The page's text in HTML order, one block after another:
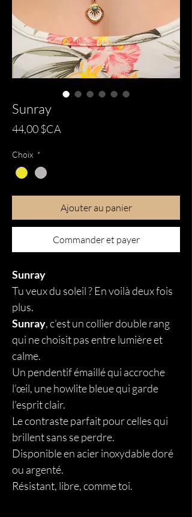
Sunray
44,00 $CA
Choix *
Ajouter au panier
Commander et payer
Sunray
Tu veux du soleil ? En voilà deux fois
plus.
Sunray, c’est un collier double rang
qui ne choisit pas entre lumière et
calme.
Un pendentif émaillé qui accroche
l’œil, une howlite bleue qui garde
l’esprit clair.
Le contraste parfait pour celles qui
brillent sans se perdre.
Disponible en acier inoxydable doré
ou argenté.
Résistant, libre, comme toi.